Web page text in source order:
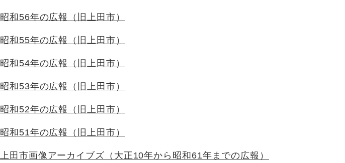
昭和56年の広報（旧上田市）
昭和55年の広報（旧上田市）
昭和54年の広報（旧上田市）
昭和53年の広報（旧上田市）
昭和52年の広報（旧上田市）
昭和51年の広報（旧上田市）
上田市画像アーカイブズ（大正10年から昭和61年までの広報）